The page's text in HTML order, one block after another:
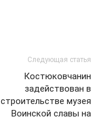
Следующая статья
Костюковчанин
задействован в
строительстве музея
Воинской славы на